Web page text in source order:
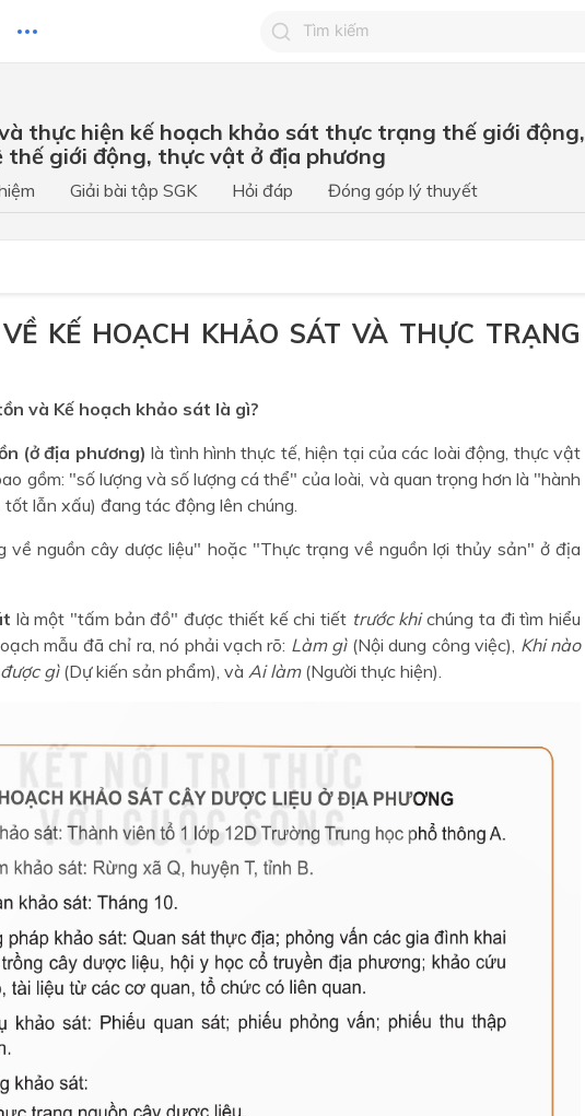
Tìm kiếm câu trả lời
Tìm kiếm câu trả lời cho câu hỏi của
bạn
CHỦ ĐỀ / CHƯƠNG
thực hiện kế hoạch khảo sát thực trạng thế giới động,
thế giới động, thực vật ở địa phương
Giải bài tập SGK Hỏi đáp Đóng góp lý thuyết
KẾ HOẠCH KHẢO SÁT VÀ THỰC TRẠNG
và Kế hoạch khảo sát là gì?
(ở địa phương) là tình hình thực tế, hiện tại của các loài động, thực vật
gồm: "số lượng và số lượng cá thể" của loài, và quan trọng hơn là "hành
lẫn xấu) đang tác động lên chúng.
về nguồn cây dược liệu" hoặc "Thực trạng về nguồn lợi thủy sản" ở địa
là một "tấm bản đồ" được thiết kế chi tiết trước khichúng ta đi tìm hiểu
mẫu đã chỉ ra, nó phải vạch rõ: Làm gì(Nội dung công việc), Khi nào
gì(Dự kiến sản phẩm), và Ai làm(Người thực hiện).